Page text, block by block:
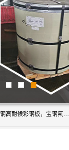
上海轩本实业有限公司主营产品：宝钢彩钢板、宝钢彩钢卷、宝钢彩涂板、宝钢彩涂卷、宝钢高耐候彩钢板，宝钢氟碳彩钢板。是一家集钢铁贸易，物流、加工为一体的产业全配套公司。